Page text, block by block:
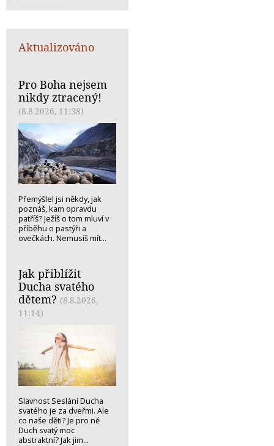
Aktualizováno
Pro Boha nejsem
nikdy ztracený!
(8.8.2026, 11:38)
Přemýšlel jsi někdy, jak
poznáš, kam opravdu
patříš? Ježíš o tom mluví v
příběhu o pastýři a
ovečkách. Nemusíš mít...
Jak přiblížit
Ducha svatého
dětem? (8.8.2026,
11:14)
Slavnost Seslání Ducha
svatého je za dveřmi. Ale
co naše děti? Je pro ně
Duch svatý moc
abstraktní? Jak jim...